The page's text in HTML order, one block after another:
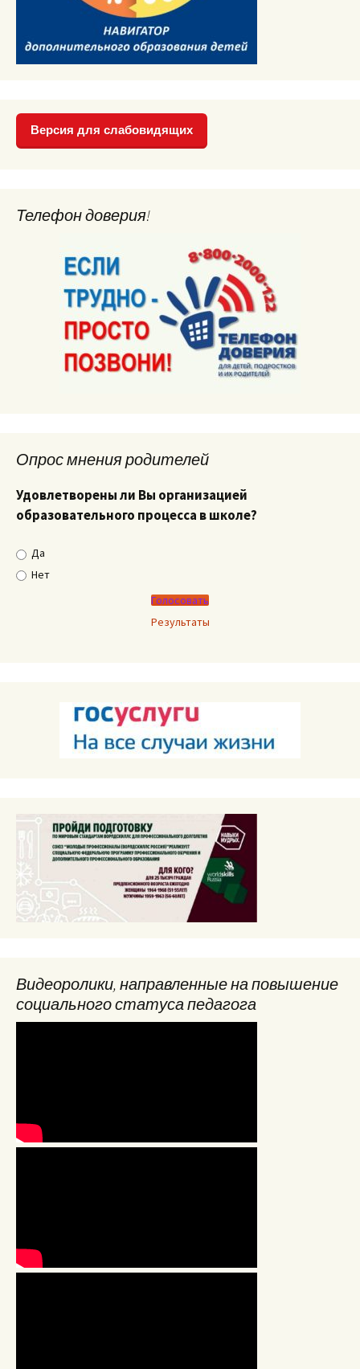
Версия для слабовидящих
Телефон доверия!
Опрос мнения родителей
Удовлетворены ли Вы организацией
образовательного процесса в школе?
Да
Нет
Результаты
Видеоролики, направленные на повышение
социального статуса педагога